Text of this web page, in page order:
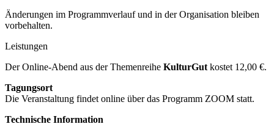
Änderungen im Programmverlauf und in der Organisation bleiben
vorbehalten.
Leistungen
Der Online-Abend aus der Themenreihe KulturGutkostet 12,00 €.
Tagungsort
Die Veranstaltung findet online über das Programm ZOOM statt.
Technische Information